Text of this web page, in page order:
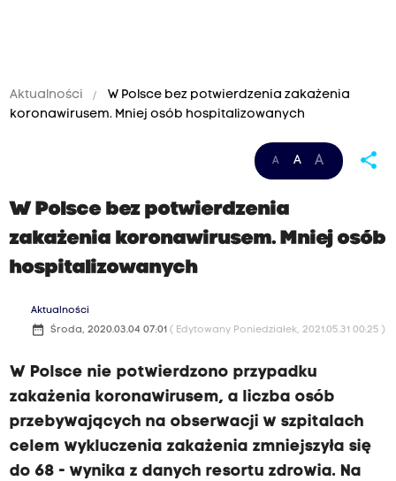
Aktualności
W Polsce bez potwierdzenia zakażenia
koronawirusem. Mniej osób hospitalizowanych
A A A share
W Polsce bez potwierdzenia
zakażenia koronawirusem. Mniej osób
hospitalizowanych
Aktualności
date_range Środa, 2020.03.04 07:01 ( Edytowany Poniedziałek, 2021.05.31 00:25 )
W Polsce nie potwierdzono przypadku
zakażenia koronawirusem, a liczba osób
przebywających na obserwacji w szpitalach
celem wykluczenia zakażenia zmniejszyła się
do 68 - wynika z danych resortu zdrowia. Na